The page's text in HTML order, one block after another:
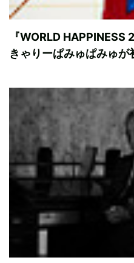
『WORLD HAPPINESS
きゃりーぱみゅぱみゅが